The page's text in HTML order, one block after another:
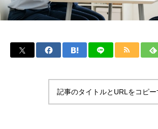
記事のタイトルとURLをコピー